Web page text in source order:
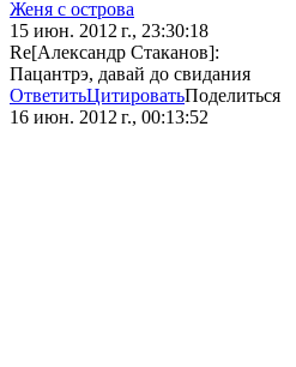
Женя с острова
15 июн. 2012 г., 23:30:18
Re[Александр Стаканов]:
Пацантрэ, давай до свидания
ОтветитьЦитироватьПоделиться
16 июн. 2012 г., 00:13:52